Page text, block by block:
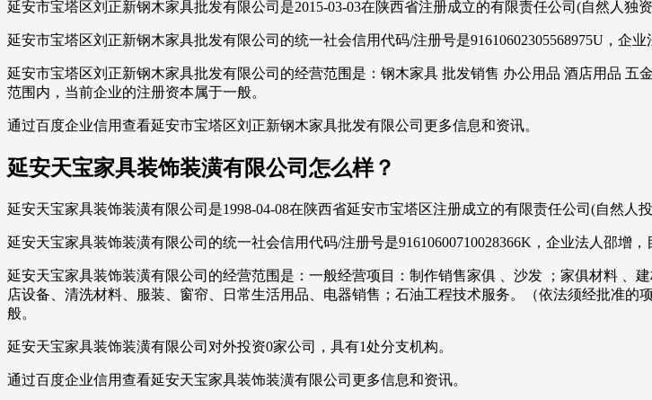
延安市宝塔区刘正新钢木家具批发有限公司是2015-03-03在陕西省注册成立的有限责任公司(自然人独
延安市宝塔区刘正新钢木家具批发有限公司的统一社会信用代码/注册号是91610602305568975U，企
延安市宝塔区刘正新钢木家具批发有限公司的经营范围是：钢木家具 批发销售 办公用品 酒店用品
范围内，当前企业的注册资本属于一般。
通过百度企业信用查看延安市宝塔区刘正新钢木家具批发有限公司更多信息和资讯。
延安天宝家具装饰装潢有限公司怎么样？
延安天宝家具装饰装潢有限公司是1998-04-08在陕西省延安市宝塔区注册成立的有限责任公司(自然人
延安天宝家具装饰装潢有限公司的统一社会信用代码/注册号是91610600710028366K，企业法人邵增，
延安天宝家具装饰装潢有限公司的经营范围是：一般经营项目：制作销售家俱 、沙发 ；家俱材料
店设备、清洗材料、服装、窗帘、日常生活用品、电器销售；石油工程技术服务。（依法须经批准
般。
延安天宝家具装饰装潢有限公司对外投资0家公司，具有1处分支机构。
通过百度企业信用查看延安天宝家具装饰装潢有限公司更多信息和资讯。